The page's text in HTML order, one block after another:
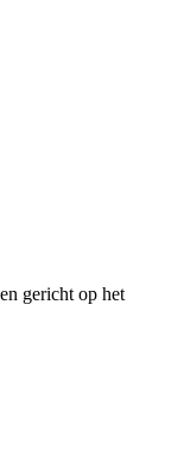
gericht op het